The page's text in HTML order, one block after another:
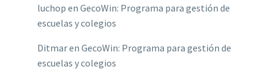
luchop en GecoWin: Programa para gestión de
escuelas y colegios
Ditmaren GecoWin: Programa para gestión de
escuelas y colegios